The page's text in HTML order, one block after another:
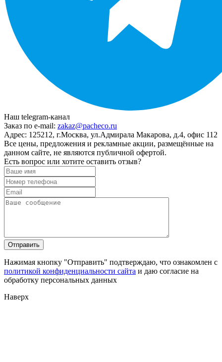
Наш telegram-канал
Заказ по e-mail: zakaz@pacheco.ru
Адрес: 125212, г.Москва, ул.Адмирала Макарова, д.4, офис 112
Все цены, предложения и рекламные акции, размещённые на
данном сайте, не являются публичной офертой.
Есть вопрос или хотите оставить отзыв?
Нажимая кнопку "Отправить" подтверждаю, что ознакомлен с
политикой конфиденциальности сайта и даю согласие на
обработку персональных данных
Наверх